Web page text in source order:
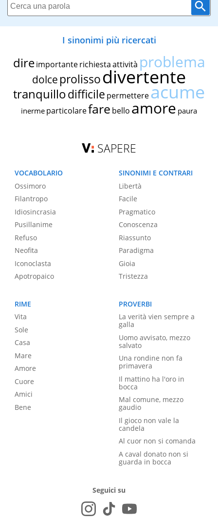
I sinonimi più ricercati
dire importante richiestaattività problema
dolce prolissodivertente
tranquillodifficile permettereacume
inerme particolarefare bello amore paura
SAPERE
VOCABOLARIO
Ossimoro
Filantropo
Idiosincrasia
Pusillanime
Refuso
Neofita
Iconoclasta
Apotropaico
SINONIMI E CONTRARI
Libertà
Facile
Pragmatico
Conoscenza
Riassunto
Paradigma
Gioia
Tristezza
RIME
Vita
Sole
Casa
Mare
Amore
Cuore
Amici
Bene
PROVERBI
La verità vien sempre a
galla
Uomo avvisato, mezzo
salvato
Una rondine non fa
primavera
Il mattino ha l'oro in
bocca
Mal comune, mezzo
gaudio
Il gioco non vale la
candela
Al cuor non si comanda
A caval donato non si
guarda in bocca
Seguici su